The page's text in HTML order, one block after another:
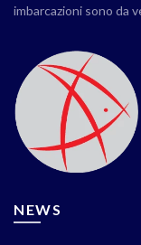
imbarcazioni sono da
NEWS